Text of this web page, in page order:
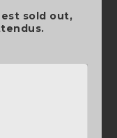
est sold out,